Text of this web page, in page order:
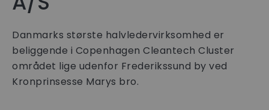
Danmarks største halvledervirksomhed er
beliggende i Copenhagen Cleantech Cluster
området lige udenfor Frederikssund by ved
Kronprinsesse Marys bro.